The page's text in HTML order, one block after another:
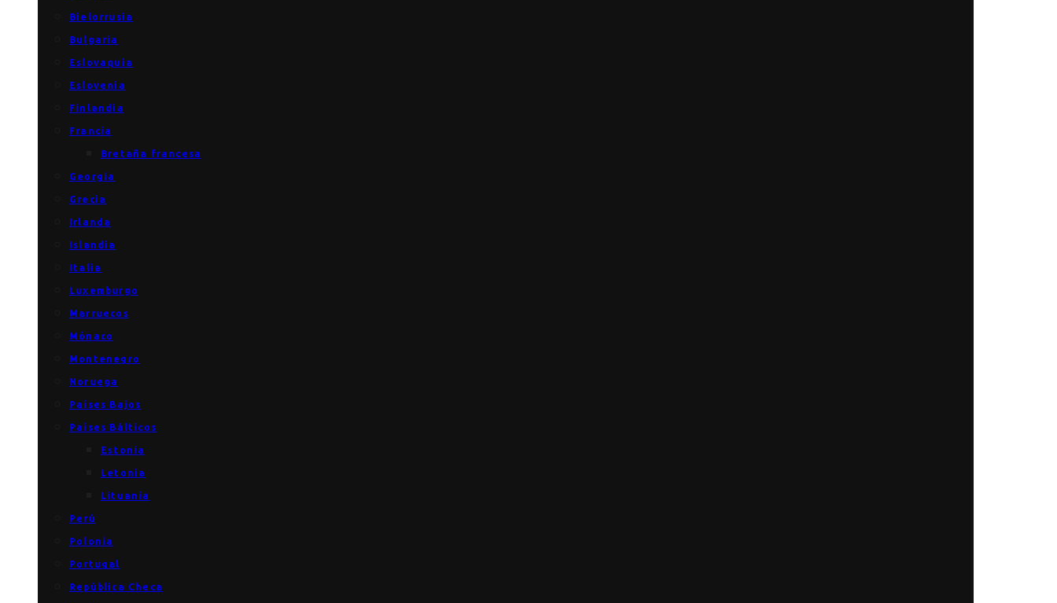
Bielorrusia
Bulgaria
Eslovaquia
Eslovenia
Finlandia
Francia
Bretaña francesa
Georgia
Grecia
Irlanda
Islandia
Italia
Luxemburgo
Marruecos
Mónaco
Montenegro
Noruega
Países Bajos
Países Bálticos
Estonia
Letonia
Lituania
Perú
Polonia
Portugal
República Checa